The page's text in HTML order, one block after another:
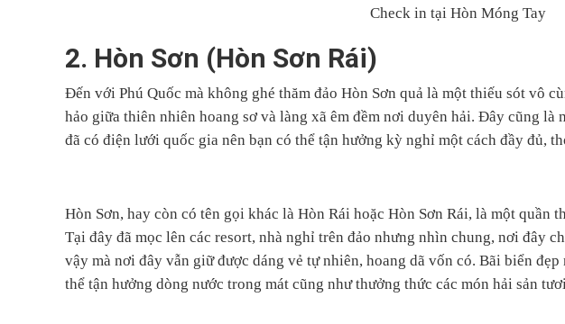
Check in tại Hòn Móng Tay
2. Hòn Sơn (Hòn Sơn Rái)
Đến với Phú Quốc mà không ghé thăm đảo Hòn Sơn quả là một thiếu sót vô
hảo giữa thiên nhiên hoang sơ và làng xã êm đềm nơi duyên hải. Đây cũng là
đã có điện lưới quốc gia nên bạn có thể tận hưởng kỳ nghỉ một cách đầy đủ,
Hòn Sơn, hay còn có tên gọi khác là Hòn Rái hoặc Hòn Sơn Rái, là một quần
Tại đây đã mọc lên các resort, nhà nghỉ trên đảo nhưng nhìn chung, nơi đây
vậy mà nơi đây vẫn giữ được dáng vẻ tự nhiên, hoang dã vốn có. Bãi biển
thể tận hưởng dòng nước trong mát cũng như thưởng thức các món hải sản